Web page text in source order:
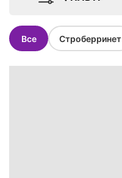
Все Строберринет